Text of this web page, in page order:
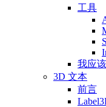
工具
我应
3D 文本
前言